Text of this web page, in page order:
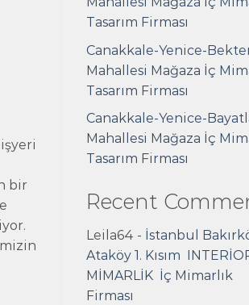
bir
Tasarım Firması
Canakkale-Yenice-
Mahallesi Mağaza İç
Tasarım Firması
Canakkale-Yenice-
Mahallesi Mağaza İç
Tasarım Firması
Recent
Leila64 - İstanbul
Ataköy 1. Kısım
MİMARLİK İç Mimarlık
Firması